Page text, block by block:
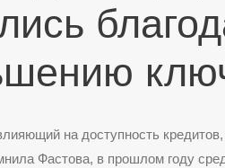
на доступность
Фастова, в прошлом году